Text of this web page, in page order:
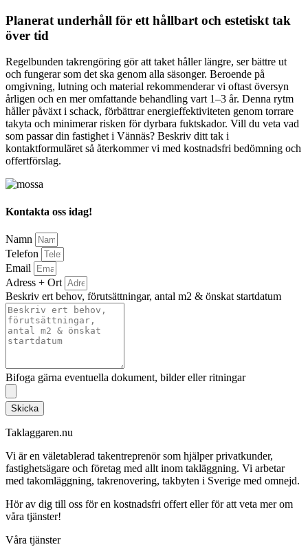
Planerat underhåll för ett hållbart och estetiskt tak
över tid
Regelbunden takrengöring gör att taket håller längre, ser bättre ut
och fungerar som det ska genom alla säsonger. Beroende på
omgivning, lutning och material rekommenderar vi oftast översyn
årligen och en mer omfattande behandling vart 1–3 år. Denna rytm
håller påväxt i schack, förbättrar energieffektiviteten genom torrare
takyta och minimerar risken för dyrbara fuktskador. Vill du veta vad
som passar din fastighet i Vännäs? Beskriv ditt tak i
kontaktformuläret så återkommer vi med kostnadsfri bedömning och
offertförslag.
Kontakta oss idag!
Namn
Telefon
Email
Adress + Ort
Beskriv ert behov, förutsättningar, antal m2 & önskat startdatum
Bifoga gärna eventuella dokument, bilder eller ritningar
Skicka
Taklaggaren.nu
Vi är en väletablerad takentreprenör som hjälper privatkunder,
fastighetsägare och företag med allt inom takläggning. Vi arbetar
med takomläggning, takrenovering, takbyten i Sverige med omnejd.
Hör av dig till oss för en kostnadsfri offert eller för att veta mer om
våra tjänster!
Våra tjänster